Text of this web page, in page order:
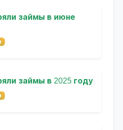
займы в июне
займы в 2025 году